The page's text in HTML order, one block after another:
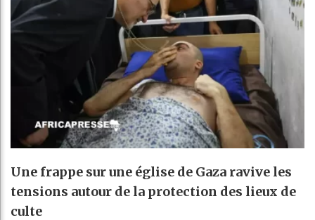
Une frappe sur une église de Gaza ravive les
tensions autour de la protection des lieux de
culte